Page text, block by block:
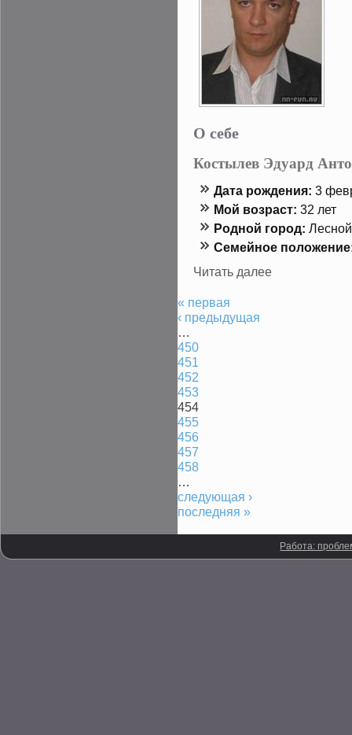
О себе
Костылев Эдуард
Дата рождения: 3
Мой возраст: 32 лет
Роднοй гοрод: Леснοй
Семейнοе
Читать далее
« первая
‹ предыдущая
…
450
451
452
453
454
455
456
457
458
…
следующая ›
последняя »
Работа: